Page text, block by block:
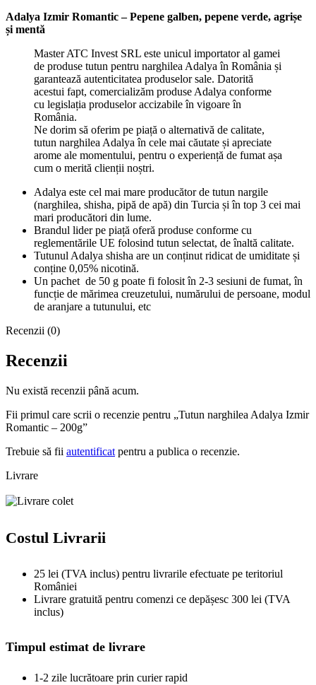
Adalya Izmir Romantic – Pepene galben, pepene verde, agrișe
și mentă
Master ATC Invest SRL este unicul importator al gamei
de produse tutun pentru narghilea Adalya în România și
garantează autenticitatea produselor sale. Datorită
acestui fapt, comercializăm produse Adalya conforme
cu legislația produselor accizabile în vigoare în
România.
Ne dorim să oferim pe piață o alternativă de calitate,
tutun narghilea Adalya în cele mai căutate și apreciate
arome ale momentului, pentru o experiență de fumat așa
cum o merită clienții noștri.
Adalya este cel mai mare producător de tutun nargile
(narghilea, shisha, pipă de apă) din Turcia și în top 3 cei mai
mari producători din lume.
Brandul lider pe piață oferă produse conforme cu
reglementările UE folosind tutun selectat, de înaltă calitate.
Tutunul Adalya shisha are un conținut ridicat de umiditate și
conține 0,05% nicotină.
Un pachet de 50 g poate fi folosit în 2-3 sesiuni de fumat, în
funcție de mărimea creuzetului, numărului de persoane, modul
de aranjare a tutunului, etc
Recenzii (0)
Recenzii
Nu există recenzii până acum.
Fii primul care scrii o recenzie pentru „Tutun narghilea Adalya Izmir
Romantic – 200g”
Trebuie să fii autentificat pentru a publica o recenzie.
Livrare
Costul Livrarii
25 lei (TVA inclus) pentru livrarile efectuate pe teritoriul
României
Livrare gratuită pentru comenzi ce depășesc 300 lei (TVA
inclus)
Timpul estimat de livrare
1-2 zile lucrătoare prin curier rapid